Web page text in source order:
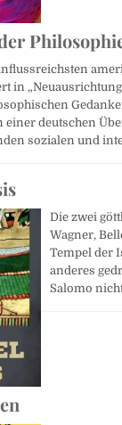
in
deutschen
sozialen und
Die zwei
Wagner,
Tempel der
anderes
Salomo